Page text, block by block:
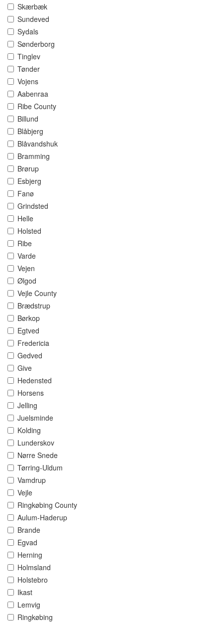
Skærbæk
Sundeved
Sydals
Sønderborg
Tinglev
Tønder
Vojens
Aabenraa
Ribe County
Billund
Blåbjerg
Blåvandshuk
Bramming
Brørup
Esbjerg
Fanø
Grindsted
Helle
Holsted
Ribe
Varde
Vejen
Ølgod
Vejle County
Brædstrup
Børkop
Egtved
Fredericia
Gedved
Give
Hedensted
Horsens
Jelling
Juelsminde
Kolding
Lunderskov
Nørre Snede
Tørring-Uldum
Vamdrup
Vejle
Ringkøbing County
Aulum-Haderup
Brande
Egvad
Herning
Holmsland
Holstebro
Ikast
Lemvig
Ringkøbing